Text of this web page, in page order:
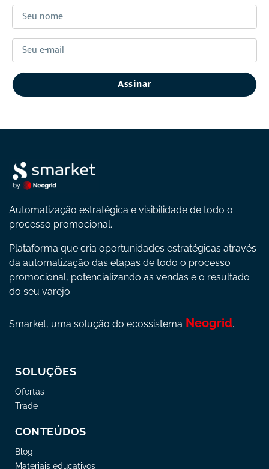
Nome
E-
mail
Assinar
Automatização estratégica e visibilidade de todo o
processo promocional.
Plataforma que cria oportunidades estratégicas através
da automatização das etapas de todo o processo
promocional, potencializando as vendas e o resultado
do seu varejo.
Smarket, uma solução do ecossistema Neogrid.
SOLUÇÕES
Ofertas
Trade
CONTEÚDOS
Blog
Materiais educativos